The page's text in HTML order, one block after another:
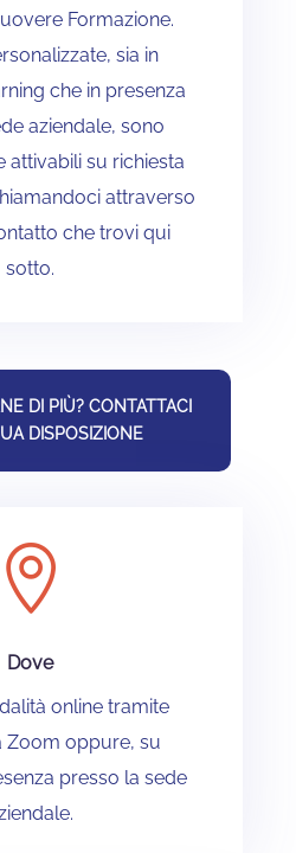
Formazione.
sia in
che in presenza
aziendale, sono
attivabili su richiesta
attraverso
che trovi qui
sotto.
DI PIÙ? CONTATTACI
DISPOSIZIONE

Dove
online tramite
Zoom oppure, su
presso la sede